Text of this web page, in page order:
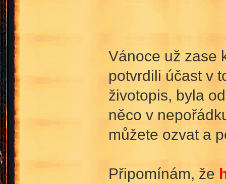
Vánoce už zase
potvrdili účast v
životopis, byla
něco v
můžete ozvat a
Připomínám, že